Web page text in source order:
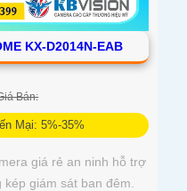
KX-D2014N-EAB
Bán:
Mại: 5%-35%
giá rẻ an ninh hỗ trợ
giám sát ban đêm.